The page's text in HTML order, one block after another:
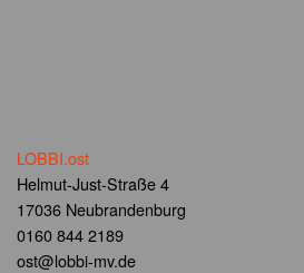
LOBBI.ost
Helmut-Just-Straße 4
17036 Neubrandenburg
0160 844 2189
ost@lobbi-mv.de